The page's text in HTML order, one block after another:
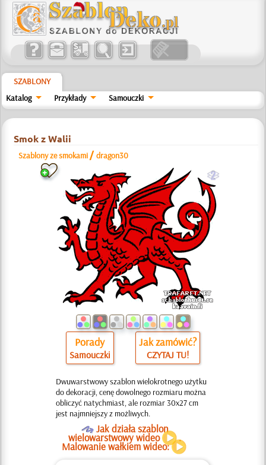
SZABLONY
Katalog
Przykłady Samouczki
Smok z Walii
Szablony ze smokami /dragon30
b
Porady
Samouczki
Jak zamówić?
CZYTAJ TU!
Dwuwarstwowy szablon wielokrotnego użytku
do dekoracji, cenę dowolnego rozmiaru można
obliczyć natychmiast, ale rozmiar 30x27 cm
jest najmniejszy z możliwych.
O Jak działa szablon
wielowarstwowy wideo .
Malowanie wałkiem wideo: